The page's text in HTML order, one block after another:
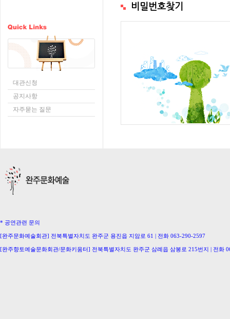
대관신청
공지사항
자주묻는 질문
비밀번호찾기
* 공연관련 문의
[완주문화예술회관] 전북특별자치도 완주군 용진읍 지암로 61 | 전화 063-290-2597
[완주향토예술문화회관/문화키움터] 전북특별자치도 완주군 삼례읍 삼봉로 215번지 | 전화